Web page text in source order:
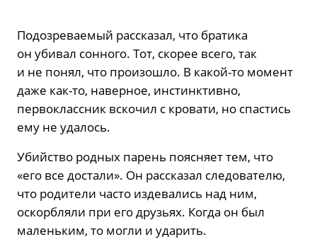
Подозреваемый рассказал, что братика
он убивал сонного. Тот, скорее всего, так
и не понял, что произошло. В какой-то момент
даже как-то, наверное, инстинктивно,
первоклассник вскочил с кровати, но спастись
ему не удалось.
Убийство родных парень поясняет тем, что
«его все достали». Он рассказал следователю,
что родители часто издевались над ним,
оскорбляли при его друзьях. Когда он был
маленьким, то могли и ударить.